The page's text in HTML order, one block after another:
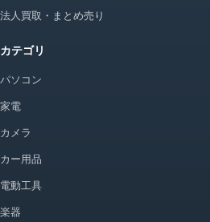
法人買取・まとめ売り
カテゴリ
パソコン
家電
カメラ
カー用品
電動工具
楽器